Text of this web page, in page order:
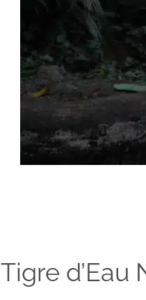
Tigre d’Eau